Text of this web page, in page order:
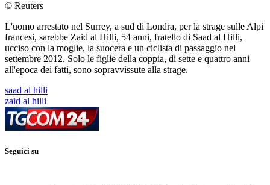
© Reuters
L'uomo arrestato nel Surrey, a sud di Londra, per la strage sulle Alpi
francesi, sarebbe Zaid al Hilli, 54 anni, fratello di Saad al Hilli,
ucciso con la moglie, la suocera e un ciclista di passaggio nel
settembre 2012. Solo le figlie della coppia, di sette e quattro anni
all'epoca dei fatti, sono sopravvissute alla strage.
saad al hilli
zaid al hilli
Seguici su